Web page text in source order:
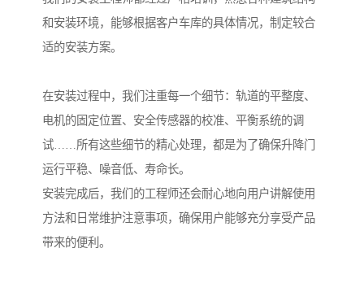
和安装环境，能够根据客户车库的具体情况，制定较合
适的安装方案。
在安装过程中，我们注重每一个细节：轨道的平整度、
电机的固定位置、安全传感器的校准、平衡系统的调
试……所有这些细节的精心处理，都是为了确保升降门
运行平稳、噪音低、寿命长。
安装完成后，我们的工程师还会耐心地向用户讲解使用
方法和日常维护注意事项，确保用户能够充分享受产品
带来的便利。